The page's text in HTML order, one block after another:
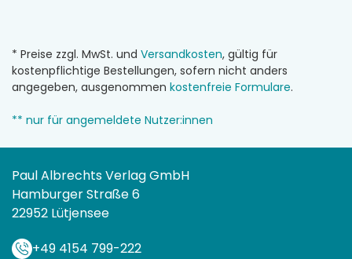
* Preise zzgl. MwSt. und Versandkosten, gültig für
kostenpflichtige Bestellungen, sofern nicht anders
angegeben, ausgenommen kostenfreie Formulare.
** nur für angemeldete Nutzer:innen
Paul Albrechts Verlag GmbH
Hamburger Straße 6
22952 Lütjensee
+49 4154 799-222